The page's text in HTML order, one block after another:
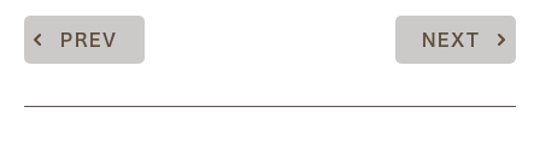
PREV NEXT